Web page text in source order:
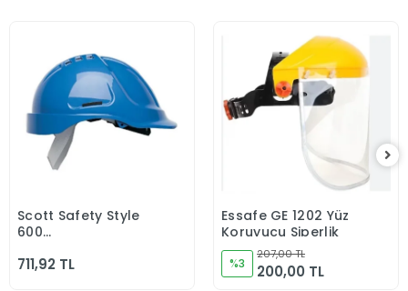
Sepete Ekle
Scott Safety Style
600
-30 C CLASS 0 Mavi
711,92 TL
Sepete Ekle
Essafe GE 1202 Yüz
Koruyucu Siperlik
%3
207,00 TL
200,00 TL